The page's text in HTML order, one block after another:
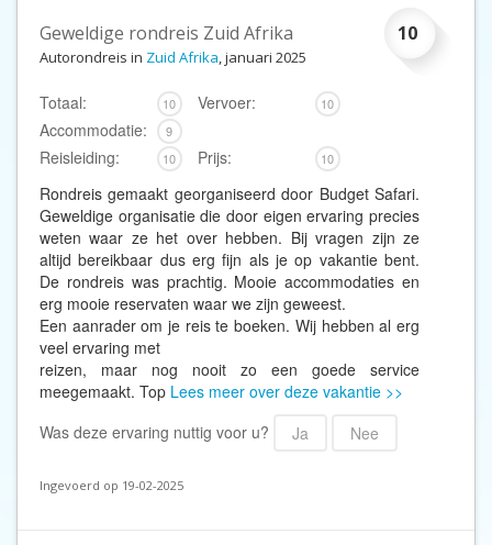
10
Geweldige rondreis Zuid Afrika
Autorondreis in Zuid Afrika, januari 2025
Totaal: 10 Vervoer: 10
Accommodatie: 9
Reisleiding: 10 Prijs: 10
Rondreis gemaakt georganiseerd door Budget Safari.
Geweldige organisatie die door eigen ervaring precies
weten waar ze het over hebben. Bij vragen zijn ze
altijd bereikbaar dus erg fijn als je op vakantie bent.
De rondreis was prachtig. Mooie accommodaties en
erg mooie reservaten waar we zijn geweest.
Een aanrader om je reis te boeken. Wij hebben al erg
veel ervaring met
reizen, maar nog nooit zo een goede service
meegemaakt. Top Lees meer over deze vakantie >>
Was deze ervaring nuttig voor u?
Ja Nee
Ingevoerd op 19-02-2025